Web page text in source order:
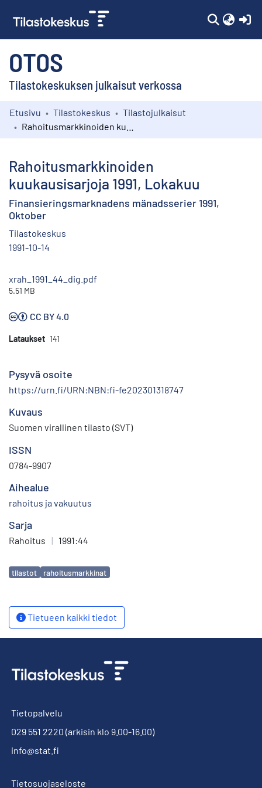
OTOS
Tilastokeskuksen julkaisut verkossa
Kokoelmat
Etusivu Tilastokeskus
Tilastojulkaisut
Rahoitusmarkkinoiden
kuukausisarjoja 1991, Lokakuu
Finansieringsmarknadens mänadsserier 1991,
Oktober
Tilastokeskus
1991-10-14
xrah_1991_44_dig.pdf
5.51 MB
CC BY 4.0
Lataukset 141
Pysyvä osoite
https://urn.fi/URN:NBN:fi-fe202301318747
Kuvaus
Suomen virallinen tilasto (SVT)
ISSN
0784-9907
Aihealue
rahoitus ja vakuutus
Sarja
Rahoitus | 1991:44
Avainsanat
tilastot rahoitusmarkkinat
Tietueen kaikki tiedot
Tietopalvelu
029 551 2220 (arkisin klo 9.00-16.00)
info@stat.fi
Tietosuojaseloste